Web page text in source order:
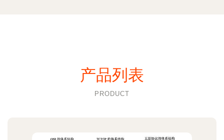
产品列表
PRODUCT